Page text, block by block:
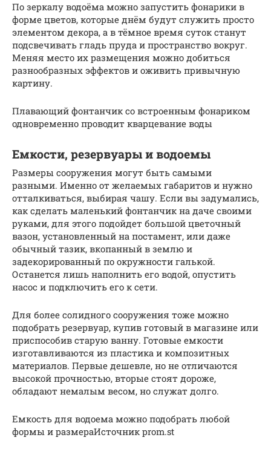
По зеркалу водоёма можно запустить фонарики в
форме цветов, которые днём будут служить просто
элементом декора, а в тёмное время суток станут
подсвечивать гладь пруда и пространство вокруг.
Меняя место их размещения можно добиться
разнообразных эффектов и оживить привычную
картину.
Плавающий фонтанчик со встроенным фонариком
одновременно проводит кварцевание воды
Емкости, резервуары и водоемы
Размеры сооружения могут быть самыми
разными. Именно от желаемых габаритов и нужно
отталкиваться, выбирая чашу. Если вы задумались,
как сделать маленький фонтанчик на даче своими
руками, для этого подойдет большой цветочный
вазон, установленный на постамент, или даже
обычный тазик, вкопанный в землю и
задекорированный по окружности галькой.
Останется лишь наполнить его водой, опустить
насос и подключить его к сети.
Для более солидного сооружения тоже можно
подобрать резервуар, купив готовый в магазине или
приспособив старую ванну. Готовые емкости
изготавливаются из пластика и композитных
материалов. Первые дешевле, но не отличаются
высокой прочностью, вторые стоят дороже,
обладают немалым весом, но служат долго.
Емкость для водоема можно подобрать любой
формы и размераИсточник prom.st